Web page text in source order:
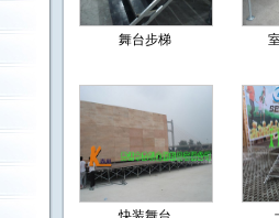
舞台步梯